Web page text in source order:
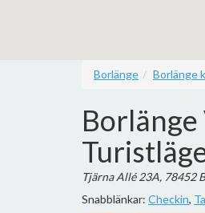
Borlänge Borlänge
Tjärna Allé 23A, 78452
Snabblänkar: Checkin,